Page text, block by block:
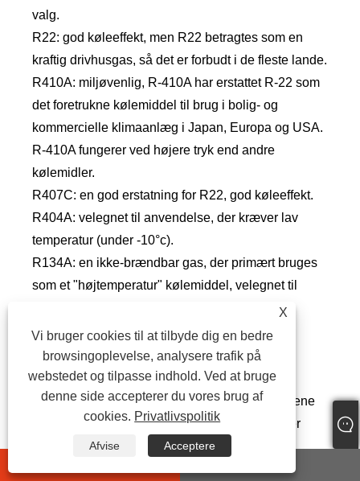
valg.
R22: god køleeffekt, men R22 betragtes som en
kraftig drivhusgas, så det er forbudt i de fleste lande.
R410A: miljøvenlig, R-410A har erstattet R-22 som
det foretrukne kølemiddel til brug i bolig- og
kommercielle klimaanlæg i Japan, Europa og USA.
R-410A fungerer ved højere tryk end andre
kølemidler.
R407C: en god erstatning for R22, god køleeffekt.
R404A: velegnet til anvendelse, der kræver lav
temperatur (under -10°c).
R134A: en ikke-brændbar gas, der primært bruges
som et "højtemperatur" kølemiddel, velegnet til
omgivelsestemperatur over 50 ℃.
6.5 Fordamper Vælg
Chillere har generelt to typer fordampere: den ene
spole i vandtankens fordamper, den anden er
skal og rør fordamper
Spole- og tankfordamper, som har en indbygget
X
Vi bruger cookies til at tilbyde dig en bedre
browsingoplevelse, analysere trafik på
webstedet og tilpasse indhold. Ved at bruge
denne side accepterer du vores brug af
cookies. Privatlivspolitik
Afvise Acceptere